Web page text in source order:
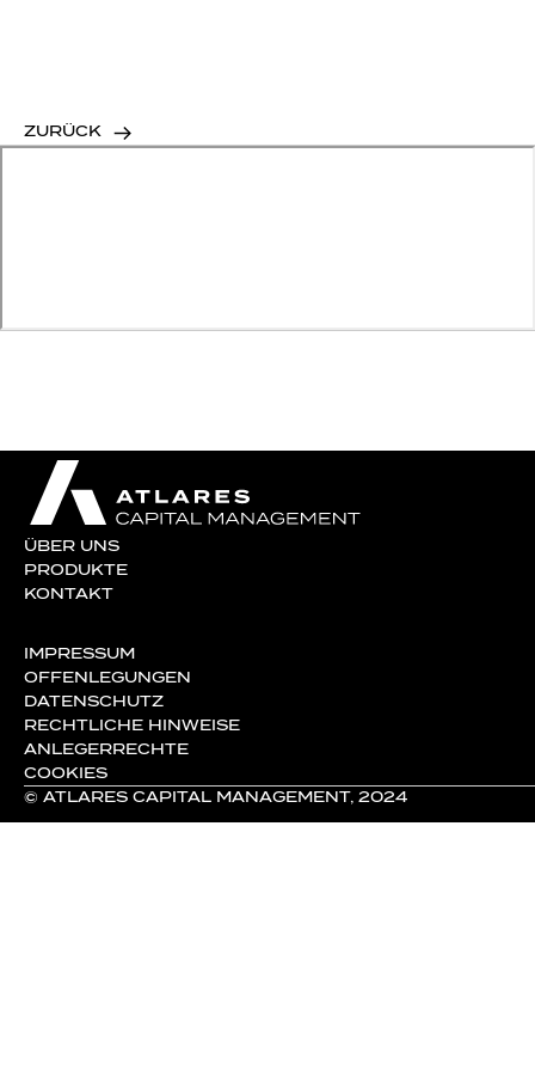
ZURÜCK
ÜBER UNS
PRODUKTE
KONTAKT
IMPRESSUM
OFFENLEGUNGEN
DATENSCHUTZ
RECHTLICHE HINWEISE
ANLEGERRECHTE
COOKIES
© ATLARES CAPITAL MANAGEMENT, 2024